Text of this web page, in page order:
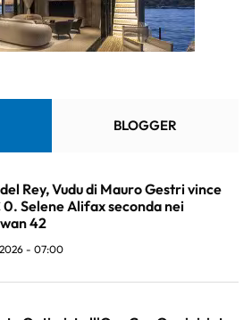
BLOGGER
Rey, Vudu di Mauro Gestri vince
0. Selene Alifax seconda nei
42
- 07:00